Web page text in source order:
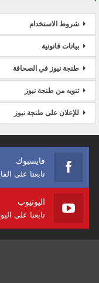
شروط الاستخدام
بيانات قانونية
طنجة نيوز في الصحافة
تنويه من طنجة نيوز
للإعلان على طنجة نيوز
فايسبوك
تابعنا على
اليوتيوب
تابعنا على